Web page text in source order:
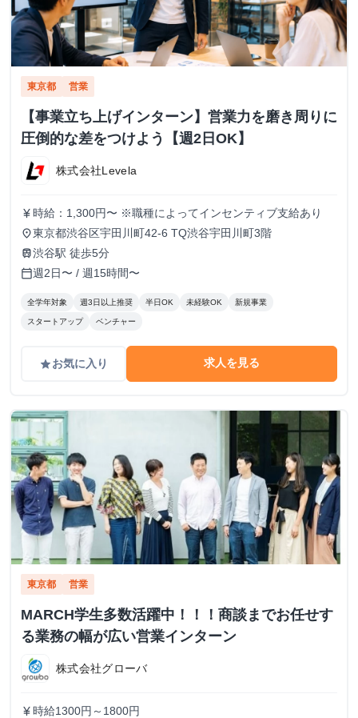
東京都 営業
【事業立ち上げインターン】営業力を磨き周りに
圧倒的な差をつけよう【週2日OK】
株式会社Levela
currency_yen 時給：1,300円〜 ※職種によってインセンティブ支給あり
place東京都渋谷区宇田川町42-6 TQ渋谷宇田川町3階
train渋谷駅 徒歩5分
calendar_today週2日〜 / 週15時間〜
全学年対象 週3日以上推奨 半日OK 未経験OK 新規事業
スタートアップ ベンチャー
gradeお気に入り 求人を見る
東京都 営業
MARCH学生多数活躍中！！！商談までお任せす
る業務の幅が広い営業インターン
株式会社グローバ
currency_yen 時給1300円～1800円